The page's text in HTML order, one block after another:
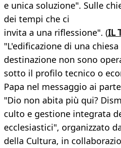
e unica soluzione". Sulle
dei tempi che ci
invita a una riflessione". (IL
"L'edificazione di una
destinazione non sono
sotto il profilo tecnico o
Papa nel messaggio ai
"Dio non abita più qui?
culto e gestione integrata
ecclesiastici", organizzato
della Cultura, in